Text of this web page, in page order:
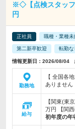
※◇【点検スタッフ
円
正社員 職種・業種未
第二新卒歓迎 転勤な
情報更新日：2026/08/04
勤務地
【 全国各
ありません
給与
【関東(東
万円 【関
初年度の年